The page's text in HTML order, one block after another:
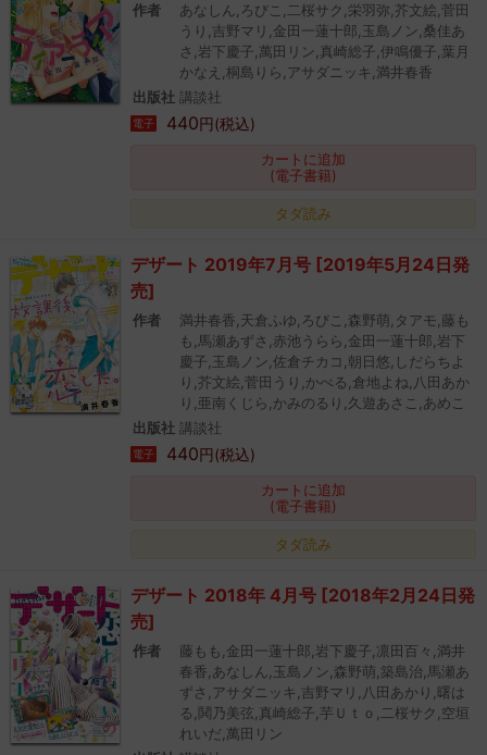
作者
あなしん,ろびこ,二桜サク,栄羽弥,芥文絵,菅田
うり,吉野マリ,金田一蓮十郎,玉島ノン,桑佳あ
さ,岩下慶子,萬田リン,真崎総子,伊鳴優子,葉月
かなえ,桐島りら,アサダニッキ,満井春香
出版社 講談社
電子 440円(税込)
カートに追加
(電子書籍)
タダ読み
デザート 2019年7月号 [2019年5月24日発
売]
作者
満井春香,天倉ふゆ,ろびこ,森野萌,タアモ,藤も
も,馬瀬あずさ,赤池うらら,金田一蓮十郎,岩下
慶子,玉島ノン,佐倉チカコ,朝日悠,しだらちよ
り,芥文絵,菅田うり,かぺる,倉地よね,八田あか
り,亜南くじら,かみのるり,久遊あさこ,あめこ
出版社 講談社
電子 440円(税込)
カートに追加
(電子書籍)
タダ読み
デザート 2018年 4月号 [2018年2月24日発
売]
作者
藤もも,金田一蓮十郎,岩下慶子,凛田百々,満井
春香,あなしん,玉島ノン,森野萌,築島治,馬瀬あ
ずさ,アサダニッキ,吉野マリ,八田あかり,曙は
る,鬨乃美弦,真崎総子,芋Ｕｔｏ,二桜サク,空垣
れいだ,萬田リン